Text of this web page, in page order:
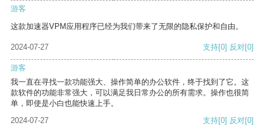
游客
这款加速器VPM应用程序已经为我们带来了无限的隐私保护和自由。
2024-07-27 支持[0] 反对[0]
游客
我一直在寻找一款功能强大、操作简单的办公软件，终于找到了它。这
款软件的功能非常强大，可以满足我日常办公的所有需求。操作也很简
单，即使是小白也能快速上手。
2024-07-27
支持[0] 反对[0]